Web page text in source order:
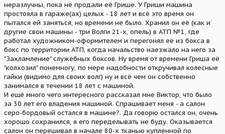
неразлучны, пока не продали её Грише. У Гриши машина
простояла в гараже(ах) целых - 18 лет и всё это время он
пытался ей заняться, но времени не было. Хранил он её (как и
другие свои машины - три Волги 21-х, опель) в АТП №1, где
работал художником-оформителем и перегонял её из бокса в
бокс по территории АТП, когда начальство наезжало на него за
"Захламление" служебных боксов. Ну время от времени Гриша её
"колхозил" понемногу, по мере надобности откручивал колесные
гайки (видимо для своих волг) ну и всё чем он собственно
занимался в течении 18 лет с машиной.
И ещё много чего интересного рассказал мне Виктор, что было
за 30 лет его владения машиной. Спрашивает меня - а салон
серо-бордовый остался в машине?. Да говорю остался он, очень
хорошо сохранился, я его переделывать не буду. Оказывается
салон он перешивал в начале 80-х тканью купленной по